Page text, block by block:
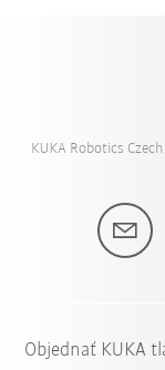
KUKA Robotics
Objednať KUKA